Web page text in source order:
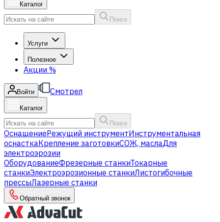
Каталог
Поиск
Услуги
Полезное
Акции %
Войти Смотрел
Каталог
Поиск
ОснащениеРежущий инструментИнструментальная
оснасткаКрепление заготовкиСОЖ, маслаДля
электроэрозии
ОборудованиеФрезерные станкиТокарные
станкиЭлектроэрозионные станкиЛистогибочные
прессыЛазерные станки
Обратный звонок